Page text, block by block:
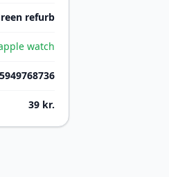
refurb
watch
39 kr.